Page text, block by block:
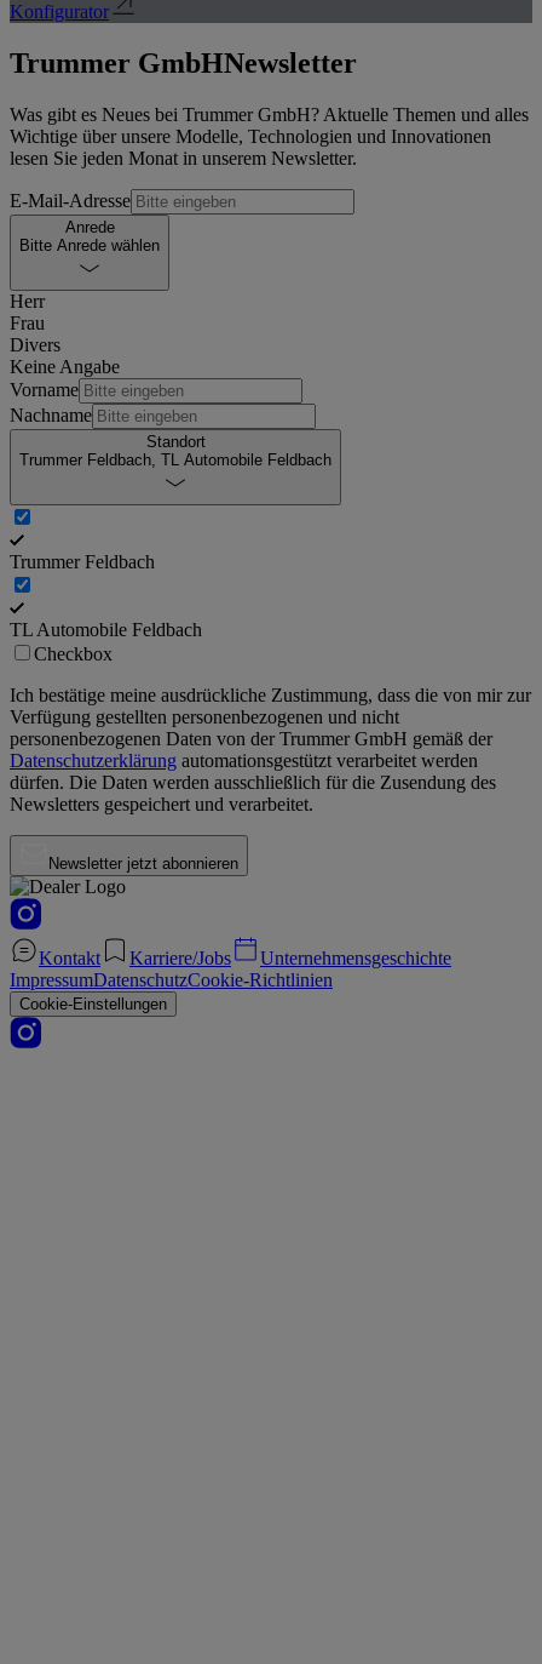
Konfigurator
Trummer GmbHNewsletter
Was gibt es Neues bei Trummer GmbH? Aktuelle Themen und alles
Wichtige über unsere Modelle, Technologien und Innovationen
lesen Sie jeden Monat in unserem Newsletter.
E-Mail-Adresse
Anrede
Bitte Anrede wählen
Herr
Frau
Divers
Keine Angabe
Vorname
Nachname
Standort
Trummer Feldbach, TL Automobile Feldbach
Trummer Feldbach
TL Automobile Feldbach
Checkbox
Ich bestätige meine ausdrückliche Zustimmung, dass die von mir zur
Verfügung gestellten personenbezogenen und nicht
personenbezogenen Daten von derTrummer GmbH gemäß der
Datenschutzerklärung automationsgestützt verarbeitet werden
dürfen. Die Daten werden ausschließlich für die Zusendung des
Newsletters gespeichert und verarbeitet.
Newsletter jetzt abonnieren
Kontakt Karriere/Jobs
Unternehmensgeschichte
ImpressumDatenschutzCookie-Richtlinien
Cookie-Einstellungen